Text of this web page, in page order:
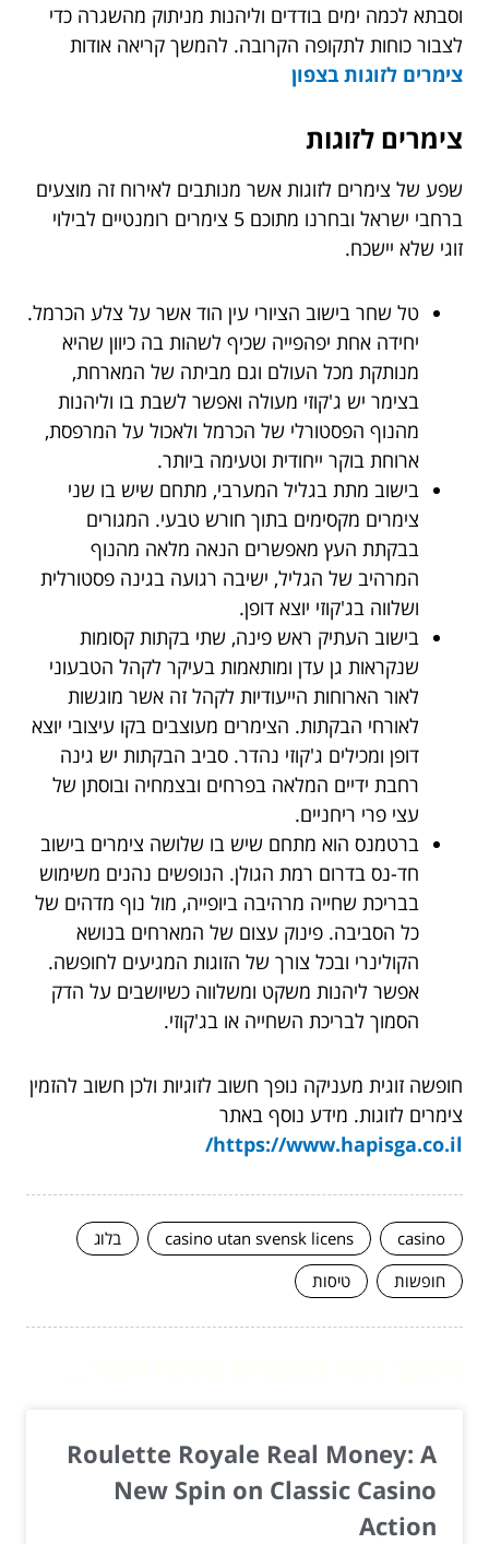
וסבתא לכמה ימים בודדים וליהנות מניתוק מהשגרה כדי
לצבור כוחות לתקופה הקרובה. להמשך קריאה אודות
צימרים לזוגות בצפון
צימרים לזוגות
שפע של צימרים לזוגות אשר מנותבים לאירוח זה מוצעים
ברחבי ישראל ובחרנו מתוכם 5 צימרים רומנטיים לבילוי
זוגי שלא יישכח.
טל שחר בישוב הציורי עין הוד אשר על צלע הכרמל.
יחידה אחת יפהפייה שכיף לשהות בה כיוון שהיא
מנותקת מכל העולם וגם מביתה של המארחת,
בצימר יש ג'קוזי מעולה ואפשר לשבת בו וליהנות
מהנוף הפסטורלי של הכרמל ולאכול על המרפסת,
ארוחת בוקר ייחודית וטעימה ביותר.
בישוב מתת בגליל המערבי, מתחם שיש בו שני
צימרים מקסימים בתוך חורש טבעי. המגורים
בבקתת העץ מאפשרים הנאה מלאה מהנוף
המרהיב של הגליל, ישיבה רגועה בגינה פסטורלית
ושלווה בג'קוזי יוצא דופן.
בישוב העתיק ראש פינה, שתי בקתות קסומות
שנקראות גן עדן ומותאמות בעיקר לקהל הטבעוני
לאור הארוחות הייעודיות לקהל זה אשר מוגשות
לאורחי הבקתות. הצימרים מעוצבים בקו עיצובי יוצא
דופן ומכילים ג'קוזי נהדר. סביב הבקתות יש גינה
רחבת ידיים המלאה בפרחים ובצמחיה ובוסתן של
עצי פרי ריחניים.
ברטמנס הוא מתחם שיש בו שלושה צימרים בישוב
חד-נס בדרום רמת הגולן. הנופשים נהנים משימוש
בבריכת שחייה מרהיבה ביופייה, מול נוף מדהים של
כל הסביבה. פינוק עצום של המארחים בנושא
הקולינרי ובכל צורך של הזוגות המגיעים לחופשה.
אפשר ליהנות משקט ומשלווה כשיושבים על הדק
הסמוך לבריכת השחייה או בג'קוזי.
חופשה זוגית מעניקה נופך חשוב לזוגיות ולכן חשוב להזמין
צימרים לזוגות. מידע נוסף באתר
https://www.hapisga.co.il/
casino
casino utan svensk licens
בלוג
חופשות
טיסות
Roulette Royale Real Money: A
New Spin on Classic Casino
Action